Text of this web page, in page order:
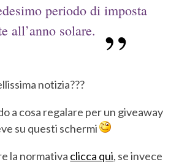
periodo di imposta
all’anno solare.
notizia???
a cosa regalare per un giveaway
su questi schermi
la normativa clicca qui, se invece